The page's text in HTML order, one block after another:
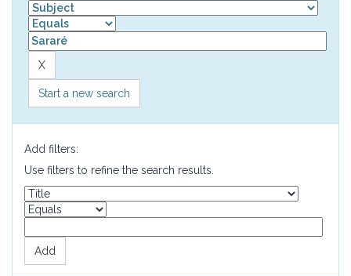
Start a new search
Add filters:
Use filters to refine the search results.